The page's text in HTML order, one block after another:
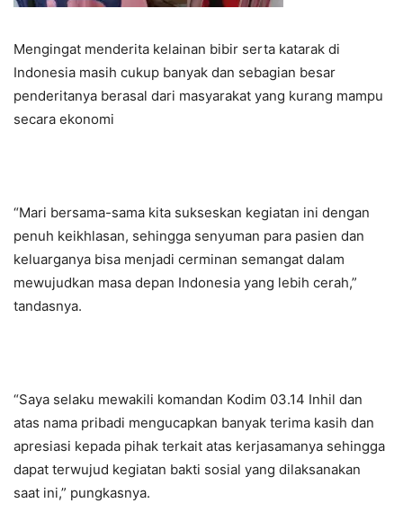
Mengingat menderita kelainan bibir serta katarak di
Indonesia masih cukup banyak dan sebagian besar
penderitanya berasal dari masyarakat yang kurang mampu
secara ekonomi
“Mari bersama-sama kita sukseskan kegiatan ini dengan
penuh keikhlasan, sehingga senyuman para pasien dan
keluarganya bisa menjadi cerminan semangat dalam
mewujudkan masa depan Indonesia yang lebih cerah,”
tandasnya.
“Saya selaku mewakili komandan Kodim 03.14 Inhil dan
atas nama pribadi mengucapkan banyak terima kasih dan
apresiasi kepada pihak terkait atas kerjasamanya sehingga
dapat terwujud kegiatan bakti sosial yang dilaksanakan
saat ini,” pungkasnya.